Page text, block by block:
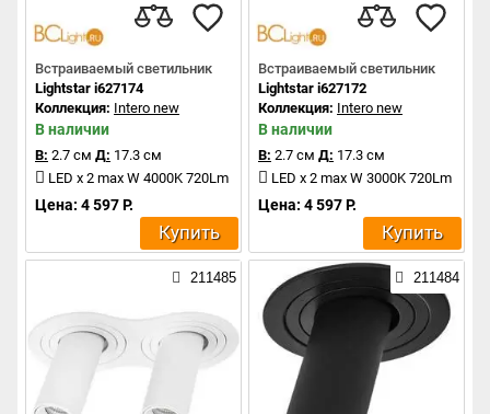
Встраиваемый светильник
Lightstar i627174
Коллекция: Intero new
В наличии
В: 2.7 см Д: 17.3 см
LED x 2 max W 4000K 720Lm
Цена: 4 597 Р.
Купить
Встраиваемый светильник
Lightstar i627172
Коллекция: Intero new
В наличии
В: 2.7 см Д: 17.3 см
LED x 2 max W 3000K 720Lm
Цена: 4 597 Р.
Купить
211485 211484